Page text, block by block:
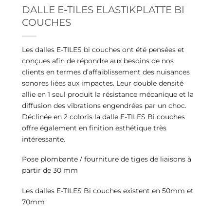
DALLE E-TILES ELASTIKPLATTE BI
COUCHES
Les dalles E-TILES bi couches ont été pensées et
conçues afin de répondre aux besoins de nos
clients en termes d’affaiblissement des nuisances
sonores liées aux impactes. Leur double densité
allie en 1 seul produit la résistance mécanique et la
diffusion des vibrations engendrées par un choc.
Déclinée en 2 coloris la dalle E-TILES Bi couches
offre également en finition esthétique très
intéressante.
Pose plombante / fourniture de tiges de liaisons à
partir de 30 mm
Les dalles E-TILES Bi couches existent en 50mm et
70mm